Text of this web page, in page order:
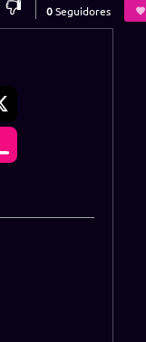
0Seguidores